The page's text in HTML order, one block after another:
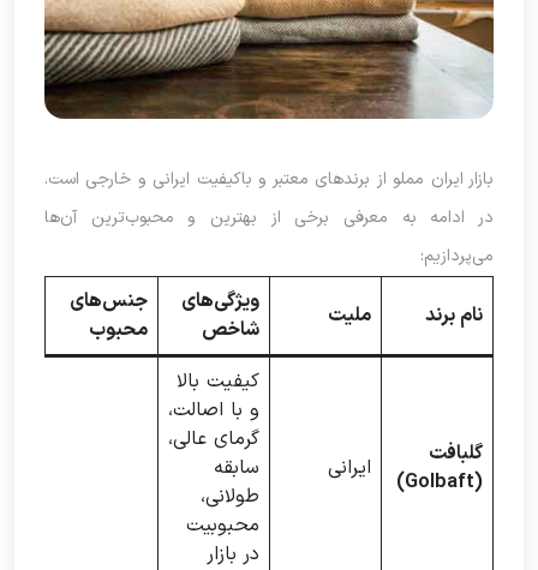
بازار ایران مملو از برندهای معتبر و باکیفیت ایرانی و خارجی است.
در ادامه به معرفی برخی از بهترین و محبوب‌ترین آن‌ها
می‌پردازیم:
نام برند ملیت
ویژگی‌های
شاخص
جنس‌های
محبوب
گلبافت
(Golbaft)
ایرانی
کیفیت بالا
و با اصالت،
گرمای عالی،
سابقه
طولانی،
محبوبیت
در بازار